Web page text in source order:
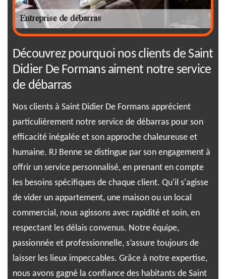
Découvrez pourquoi nos clients de Saint
Didier De Formans aiment notre service
de débarras
Nos clients à Saint Didier De Formans apprécient
particulièrement notre service de débarras pour son
efficacité inégalée et son approche chaleureuse et
humaine. RJ Benne se distingue par son engagement à
offrir un service personnalisé, en prenant en compte
les besoins spécifiques de chaque client. Qu'il s'agisse
de vider un appartement, une maison ou un local
commercial, nous agissons avec rapidité et soin, en
respectant les délais convenus. Notre équipe,
passionnée et professionnelle, s’assure toujours de
laisser les lieux impeccables. Grâce à notre expertise,
nous avons gagné la confiance des habitants de Saint